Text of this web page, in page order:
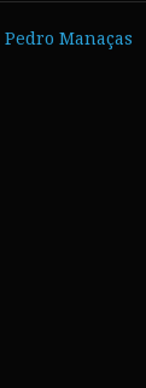
Pedro Manaças